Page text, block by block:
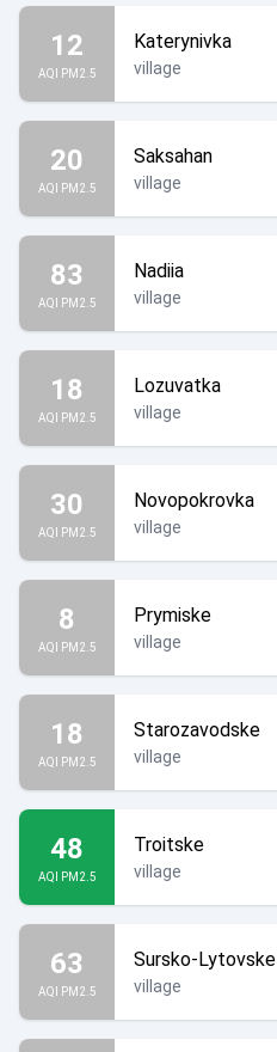
12
AQI PM2.5
Katerynivka
village
20
AQI PM2.5
Saksahan
village
83
AQI PM2.5
Nadiia
village
18
AQI PM2.5
Lozuvatka
village
30
AQI PM2.5
Novopokrovka
village
8
AQI PM2.5
Prymiske
village
18
AQI PM2.5
Starozavodske
village
48
AQI PM2.5
Troitske
village
63
AQI PM2.5
Sursko-Lytovske
village